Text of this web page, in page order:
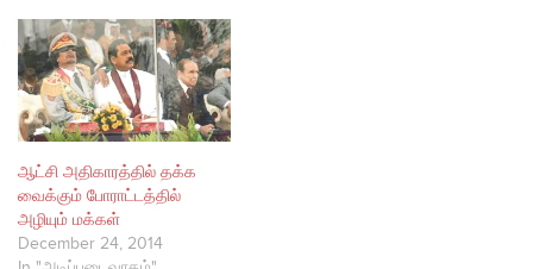
ஆட்சி அதிகாரத்தில் தக்க
வைக்கும் போராட்டத்தில்
அழியும் மக்கள்
December 24, 2014